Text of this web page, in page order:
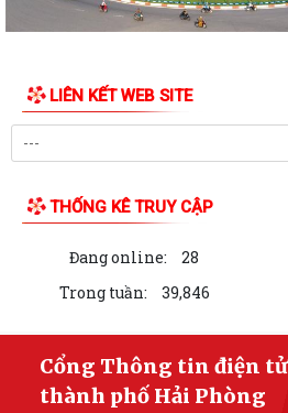
10/7/2026
09/7/2026
Công khai tình hình tiếp nhận và giải
Công khai kết quả giải quyết thủ tục
Công khai kết quả giải quyết thủ tục
THÔNG BÁO Công khai kết quả giải
năm 2026
Công khai kết quả giải quyết thủ tục
LIÊN KẾT WEB SITE
THỐNG KÊ TRUY CẬP
Đang online: 28
Trong tuần:
39,846
Cổng Thông tin điện
thành phố Hải Phòng